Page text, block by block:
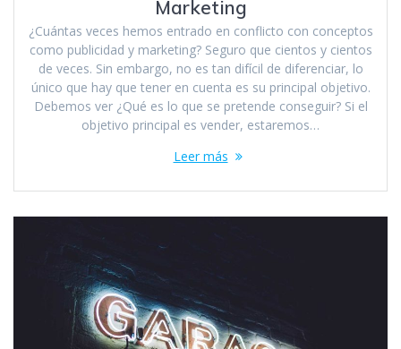
Marketing
¿Cuántas veces hemos entrado en conflicto con conceptos
como publicidad y marketing? Seguro que cientos y cientos
de veces. Sin embargo, no es tan difícil de diferenciar, lo
único que hay que tener en cuenta es su principal objetivo.
Debemos ver ¿Qué es lo que se pretende conseguir? Si el
objetivo principal es vender, estaremos…
Leer más